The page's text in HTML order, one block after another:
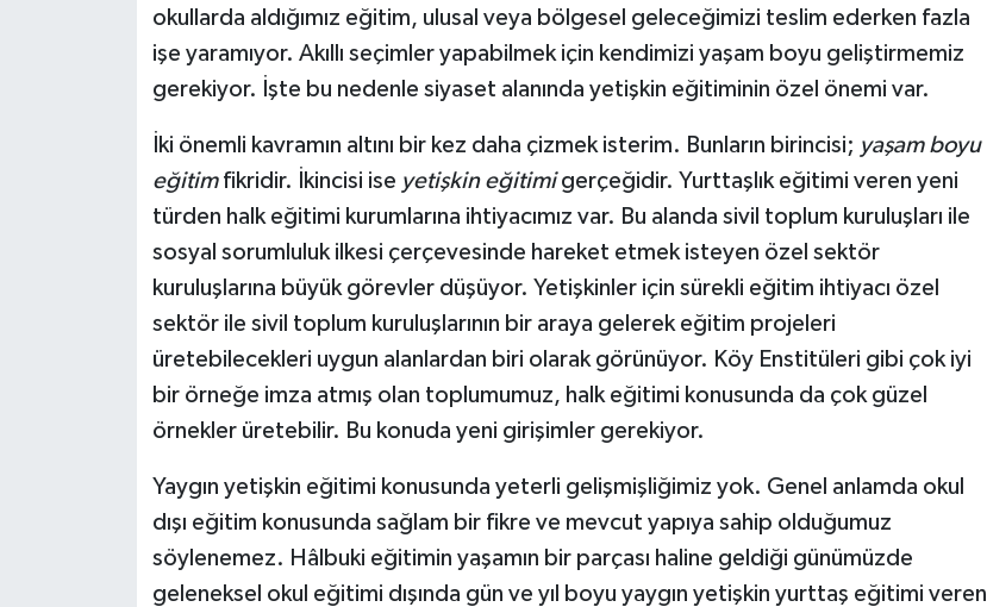
okullarda aldığımız eğitim, ulusal veya bölgesel geleceğimizi teslim ederken fazla
işe yaramıyor. Akıllı seçimler yapabilmek için kendimizi yaşam boyu geliştirmemiz
gerekiyor. İşte bu nedenle siyaset alanında yetişkin eğitiminin özel önemi var.
İki önemli kavramın altını bir kez daha çizmek isterim. Bunların birincisi; yaşam boyu
eğitimfikridir. İkincisi ise yetişkin eğitimigerçeğidir. Yurttaşlık eğitimi veren yeni
türden halk eğitimi kurumlarına ihtiyacımız var. Bu alanda sivil toplum kuruluşları ile
sosyal sorumluluk ilkesi çerçevesinde hareket etmek isteyen özel sektör
kuruluşlarına büyük görevler düşüyor. Yetişkinler için sürekli eğitim ihtiyacı özel
sektör ile sivil toplum kuruluşlarının bir araya gelerek eğitim projeleri
üretebilecekleri uygun alanlardan biri olarak görünüyor. Köy Enstitüleri gibi çok iyi
bir örneğe imza atmış olan toplumumuz, halk eğitimi konusunda da çok güzel
örnekler üretebilir. Bu konuda yeni girişimler gerekiyor.
Yaygın yetişkin eğitimi konusunda yeterli gelişmişliğimiz yok. Genel anlamda okul
dışı eğitim konusunda sağlam bir fikre ve mevcut yapıya sahip olduğumuz
söylenemez. Hâlbuki eğitimin yaşamın bir parçası haline geldiği günümüzde
geleneksel okul eğitimi dışında gün ve yıl boyu yaygın yetişkin yurttaş eğitimi veren